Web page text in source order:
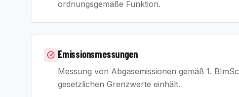
ordnungsgemäße Funktion.
Emissionsmessungen
Messung von Abgasemissionen gemäß 1.
gesetzlichen Grenzwerte einhält.